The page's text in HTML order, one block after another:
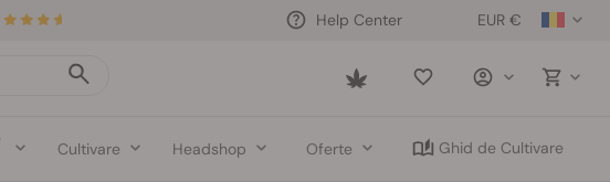
EUR €
Help Center
Saved
Cultivare Headshop Oferte Ghid de Cultivare